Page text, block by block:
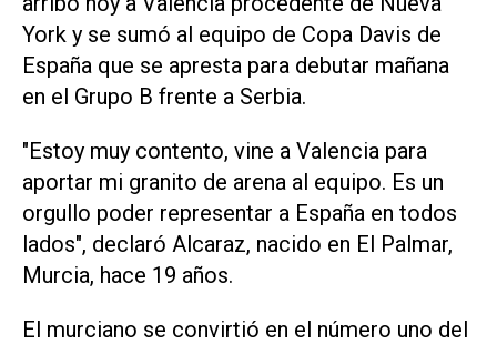
York y se sumó al equipo de Copa Davis de
España que se apresta para debutar mañana
en el Grupo B frente a Serbia.
"Estoy muy contento, vine a Valencia para
aportar mi granito de arena al equipo. Es un
orgullo poder representar a España en todos
lados", declaró Alcaraz, nacido en El Palmar,
Murcia, hace 19 años.
El murciano se convirtió en el número uno del